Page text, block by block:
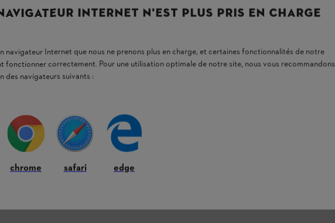
les plus fréquemment posées
de protection individuelle
INTERNET N'EST PLUS PRIS EN CHARGE
navigateur Internet que nous ne prenons plus en charge, et certaines fonctionnalités de notre
fonctionner correctement. Pour une utilisation optimale de notre site, nous vous recommandons
des navigateurs suivants :
chrome safari edge